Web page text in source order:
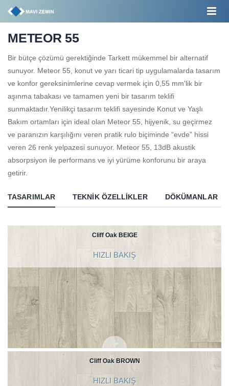
METEOR 55
Bir bütçe çözümü gerektiğinde Tarkett mükemmel bir alternatif
sunuyor. Meteor 55, konut ve yarı ticari tip uygulamalarda tasarım
ve konfor gereksinimlerine cevap vermek için 0,55 mm'lik bir
aşınma tabakası ve tamamen yeni bir tasarım teklifi
sunmaktadır.Yenilikçi tasarım teklifi sayesinde Konut ve Yaşlı
Bakım ortamları için ideal olan Meteor 55, hijyenik, su geçirmez
ve paranızın karşılığını veren pratik rulo biçiminde “evde” hissi
veren 26 renk yelpazesi sunuyor. Meteor 55, 13dB akustik
absorpsiyon ile performans ve iyi yürüme konforunu bir araya
getirir.
TASARIMLAR TEKNIK ÖZELLIKLER DÖKÜMANLAR
Cliff Oak BEIGE
HIZLI BAKIŞ
Cliff Oak BROWN
HIZLI BAKIŞ